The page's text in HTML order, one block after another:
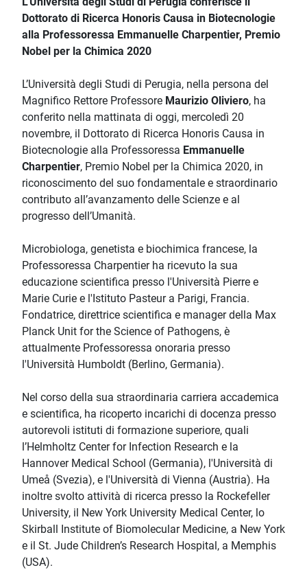
Dottorato di Ricerca Honoris Causa in Biotecnologie
alla Professoressa Emmanuelle Charpentier, Premio
Nobel per la Chimica 2020
L’Università degli Studi di Perugia, nella persona del
Magnifico Rettore Professore Maurizio Oliviero, ha
conferito nella mattinata di oggi, mercoledì 20
novembre, il Dottorato di Ricerca Honoris Causa in
Biotecnologie alla Professoressa Emmanuelle
Charpentier, Premio Nobel per la Chimica 2020, in
riconoscimento del suo fondamentale e straordinario
contributo all’avanzamento delle Scienze e al
progresso dell’Umanità.
Microbiologa, genetista e biochimica francese, la
Professoressa Charpentier ha ricevuto la sua
educazione scientifica presso l'Università Pierre e
Marie Curie e l'Istituto Pasteur a Parigi, Francia.
Fondatrice, direttrice scientifica e manager della Max
Planck Unit for the Science of Pathogens, è
attualmente Professoressa onoraria presso
l'Università Humboldt (Berlino, Germania).
Nel corso della sua straordinaria carriera accademica
e scientifica, ha ricoperto incarichi di docenza presso
autorevoli istituti di formazione superiore, quali
l’Helmholtz Center for Infection Research e la
Hannover Medical School (Germania), l'Università di
Umeå (Svezia), e l'Università di Vienna (Austria). Ha
inoltre svolto attività di ricerca presso la Rockefeller
University, il New York University Medical Center, lo
Skirball Institute of Biomolecular Medicine, a New York
e il St. Jude Children’s Research Hospital, a Memphis
(USA).